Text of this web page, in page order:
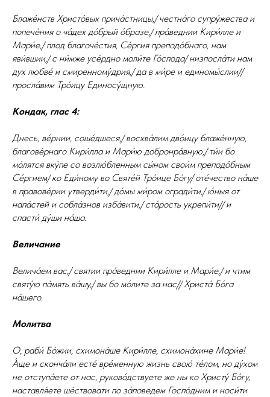
Блаже́нств Христо́вых прича́стницы,/ честна́го супру́жества и
попече́ния о ча́дех до́брый о́бразе,/ пра́веднии Кири́лле и
Мари́е,/ плод благоче́стия, Се́ргия преподо́бнаго, нам
яви́вшии,/ с ни́мже усе́рдно моли́те Го́спода/ низпосла́ти нам
дух любве́ и смиренному́дрия,/ да в ми́ре и единомы́слии//
просла́вим Тро́ицу Единосу́щную.
Кондак, глас 4:
Днесь, ве́рнии, соше́дшеся,/ восхва́лим дво́ицу блаже́нную,
благове́рнаго Кири́лла и Мари́ю добронра́вную,/ ти́и бо
мо́лятся вку́пе со возлю́бленным сы́ном свои́м преподо́бным
Се́ргием/ ко Еди́ному во Святе́й Тро́ице Бо́гу/ оте́чество на́ше
в правове́рии утверди́ти,/ до́мы ми́ром огради́ти,/ ю́ныя от
напа́стей и собла́знов изба́вити,/ ста́рость укрепи́ти// и
спасти́ ду́ши на́ша.
Величание
Велича́ем вас,/ святии пра́веднии Кири́лле и Мари́е,/ и чтим
святу́ю па́мять ва́шу,/ вы бо мо́лите за нас// Христа́ Бо́га
на́шего.
Молитва
О, раби́ Бо́жии, схимона́ше Кири́лле, схимона́хине Мари́е!
А́ще и сконча́ли есте́ вре́менную жизнь свою́ те́лом, но ду́хом
не отступа́ете от нас, руково́дствуете же ны ко Христу́ Бо́гу,
наставля́ете ше́ствовати по за́поведем Госпо́дним и носи́ти